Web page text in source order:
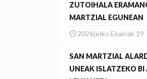
ZUTOIHALA
MARTZIAL EGUNEAN
2026(e)ko Ekainak 19
SAN MARTZIAL
UNEAK ISLATZEKO BI